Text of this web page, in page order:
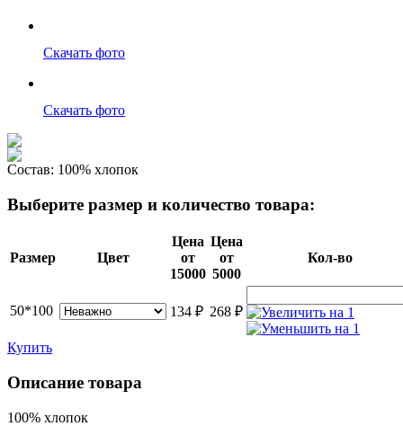
Скачать фото
Скачать фото
Состав: 100% хлопок
Выберите размер и количество товара:
Размер Цвет
Цена
от
15000
Цена
от
5000
Кол-во
50*100 134 ₽ 268 ₽
Купить
Описание товара
100% хлопок